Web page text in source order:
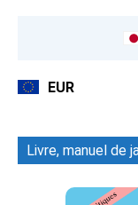
EUR
Livre, manuel de